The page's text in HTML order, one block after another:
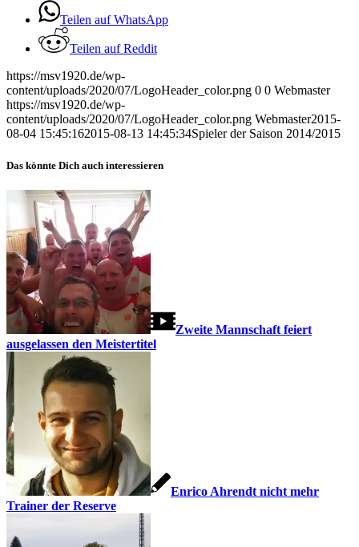
Teilen auf WhatsApp
Teilen auf Reddit
https://msv1920.de/wp-
content/uploads/2020/07/LogoHeader_color.png 0 0 Webmaster
https://msv1920.de/wp-
content/uploads/2020/07/LogoHeader_color.png Webmaster2015-
08-04 15:45:162015-08-13 14:45:34Spieler der Saison 2014/2015
Das könnte Dich auch interessieren
Zweite Mannschaft feiert
ausgelassen den Meistertitel
Enrico Ahrendt nicht mehr
Trainer der Reserve